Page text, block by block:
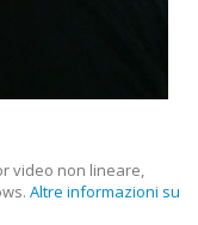
video non lineare,
Altre informazioni su